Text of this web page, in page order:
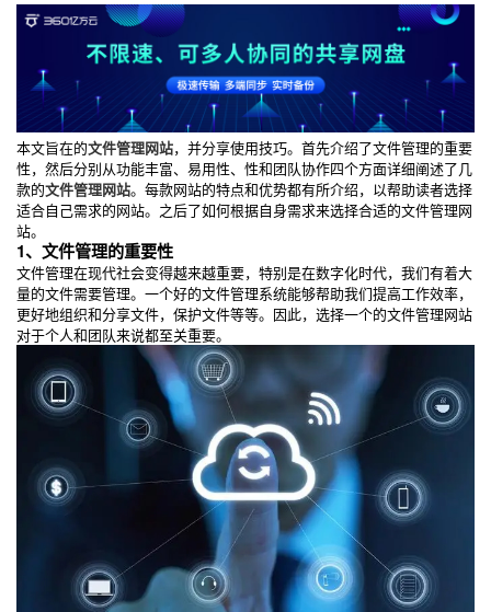
本文旨在的文件管理网站，并分享使用技巧。首先介绍了文件管理的重要
性，然后分别从功能丰富、易用性、性和团队协作四个方面详细阐述了几
款的文件管理网站。每款网站的特点和优势都有所介绍，以帮助读者选择
适合自己需求的网站。之后了如何根据自身需求来选择合适的文件管理网
站。
1、文件管理的重要性
文件管理在现代社会变得越来越重要，特别是在数字化时代，我们有着大
量的文件需要管理。一个好的文件管理系统能够帮助我们提高工作效率，
更好地组织和分享文件，保护文件等等。因此，选择一个的文件管理网站
对于个人和团队来说都至关重要。